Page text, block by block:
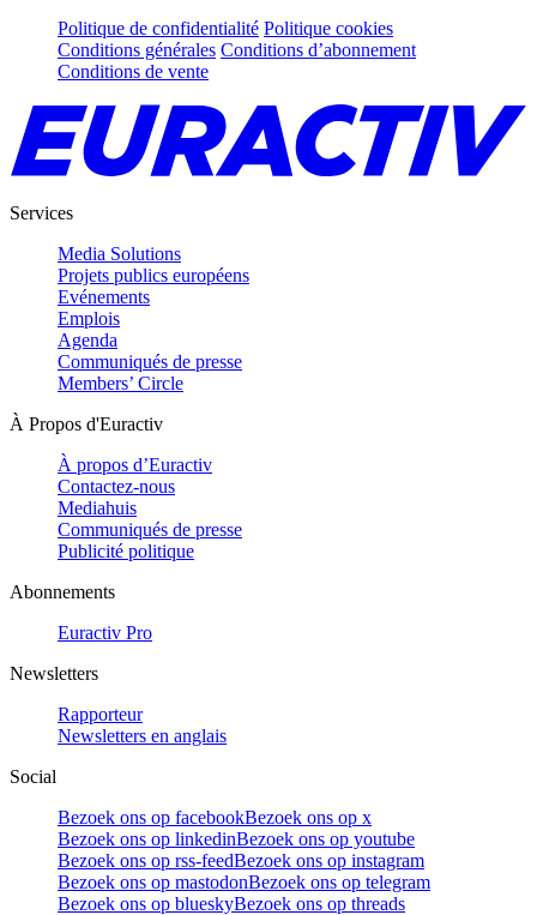
Politique de confidentialité Politique cookies
Conditions générales Conditions d’abonnement
Conditions de vente
Services
Media Solutions
Projets publics européens
Evénements
Emplois
Agenda
Communiqués de presse
Members’ Circle
À Propos d'Euractiv
À propos d’Euractiv
Contactez-nous
Mediahuis
Communiqués de presse
Publicité politique
Abonnements
Euractiv Pro
Newsletters
Rapporteur
Newsletters en anglais
Social
Bezoek ons op facebookBezoek ons op x
Bezoek ons op linkedinBezoek ons op youtube
Bezoek ons op rss-feedBezoek ons op instagram
Bezoek ons op mastodonBezoek ons op telegram
Bezoek ons op blueskyBezoek ons op threads